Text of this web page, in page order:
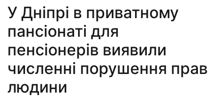
У Дніпрі в приватному
пансіонаті для
пенсіонерів виявили
численні порушення прав
людини